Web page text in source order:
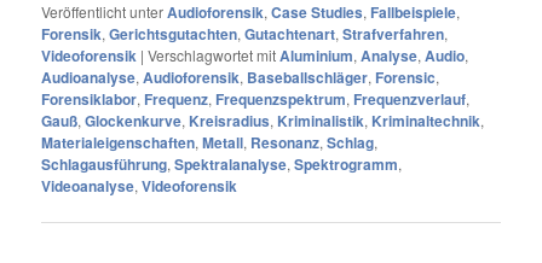
Veröffentlicht unterAudioforensik,Case Studies, Fallbeispiele,
Forensik,Gerichtsgutachten,Gutachtenart,Strafverfahren,
Videoforensik |Verschlagwortet mitAluminium,Analyse,Audio,
Audioanalyse,Audioforensik, Baseballschläger, Forensic,
Forensiklabor, Frequenz, Frequenzspektrum, Frequenzverlauf,
Gauß,Glockenkurve, Kreisradius, Kriminalistik, Kriminaltechnik,
Materialeigenschaften,Metall, Resonanz,Schlag,
Schlagausführung,Spektralanalyse,Spektrogramm,
Videoanalyse,Videoforensik